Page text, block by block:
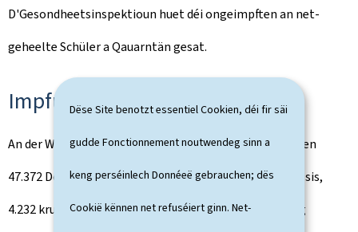
Dëse Site benotzt essentiel Cookien, déi fir säi
gudde Fonctionnement noutwendeg sinn a
keng perséinlech Donnéeë gebrauchen; dës
Cookië kënnen net refuséiert ginn. Net-
D'Gesondheetsinspektioun huet déi ongeimpften an net-
geheelte Schüler a Qauarntän gesat.
Impfung: aktuell Lag
An der Woch vum 10. bis de 16. Januar, goufen am ganzen
47.372 Dosissen aginn. 4.039 Persoune kruten eng 1. Dosis,
4.232 kruten déi 2. Dosis an 39.101 Persoune kruten eng